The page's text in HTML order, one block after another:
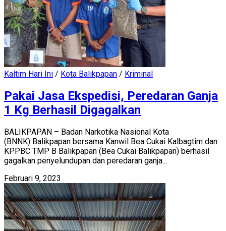
Kaltim Hari Ini / Kota Balikpapan / Kriminal
Pakai Jasa Ekspedisi, Peredaran Ganja
1 Kg Berhasil Digagalkan
BALIKPAPAN – Badan Narkotika Nasional Kota
(BNNK) Balikpapan bersama Kanwil Bea Cukai Kalbagtim dan
KPPBC TMP B Balikpapan (Bea Cukai Balikpapan) berhasil
gagalkan penyelundupan dan peredaran ganja...
Februari 9, 2023